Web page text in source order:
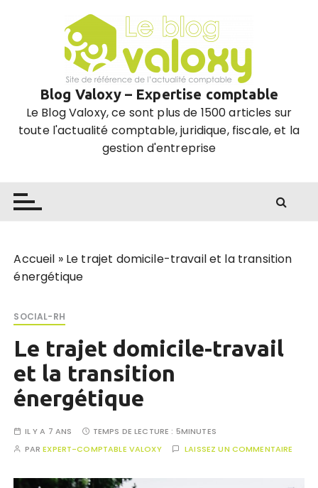
Blog Valoxy – Expertise comptable
Le Blog Valoxy, ce sont plus de 1500 articles sur
toute l'actualité comptable, juridique, fiscale, et la
gestion d'entreprise
Accueil » Le trajet domicile-travail et la transition
énergétique
SOCIAL-RH
Le trajet domicile-travail
et la transition
énergétique
IL Y A 7 ANS TEMPS DE LECTURE : 5MINUTES
PAREXPERT-COMPTABLE VALOXY LAISSEZ UN COMMENTAIRE